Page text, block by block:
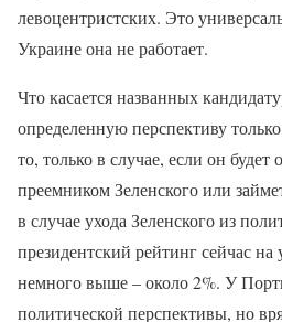
левоцентристских. Это
Украине она не работает.
Что касается названных
определенную перспективу
то, только в случае, если он
преемником Зеленского или
в случае ухода Зеленского из
президентский рейтинг сейчас
немного выше – около 2%. У
политической перспективы, но